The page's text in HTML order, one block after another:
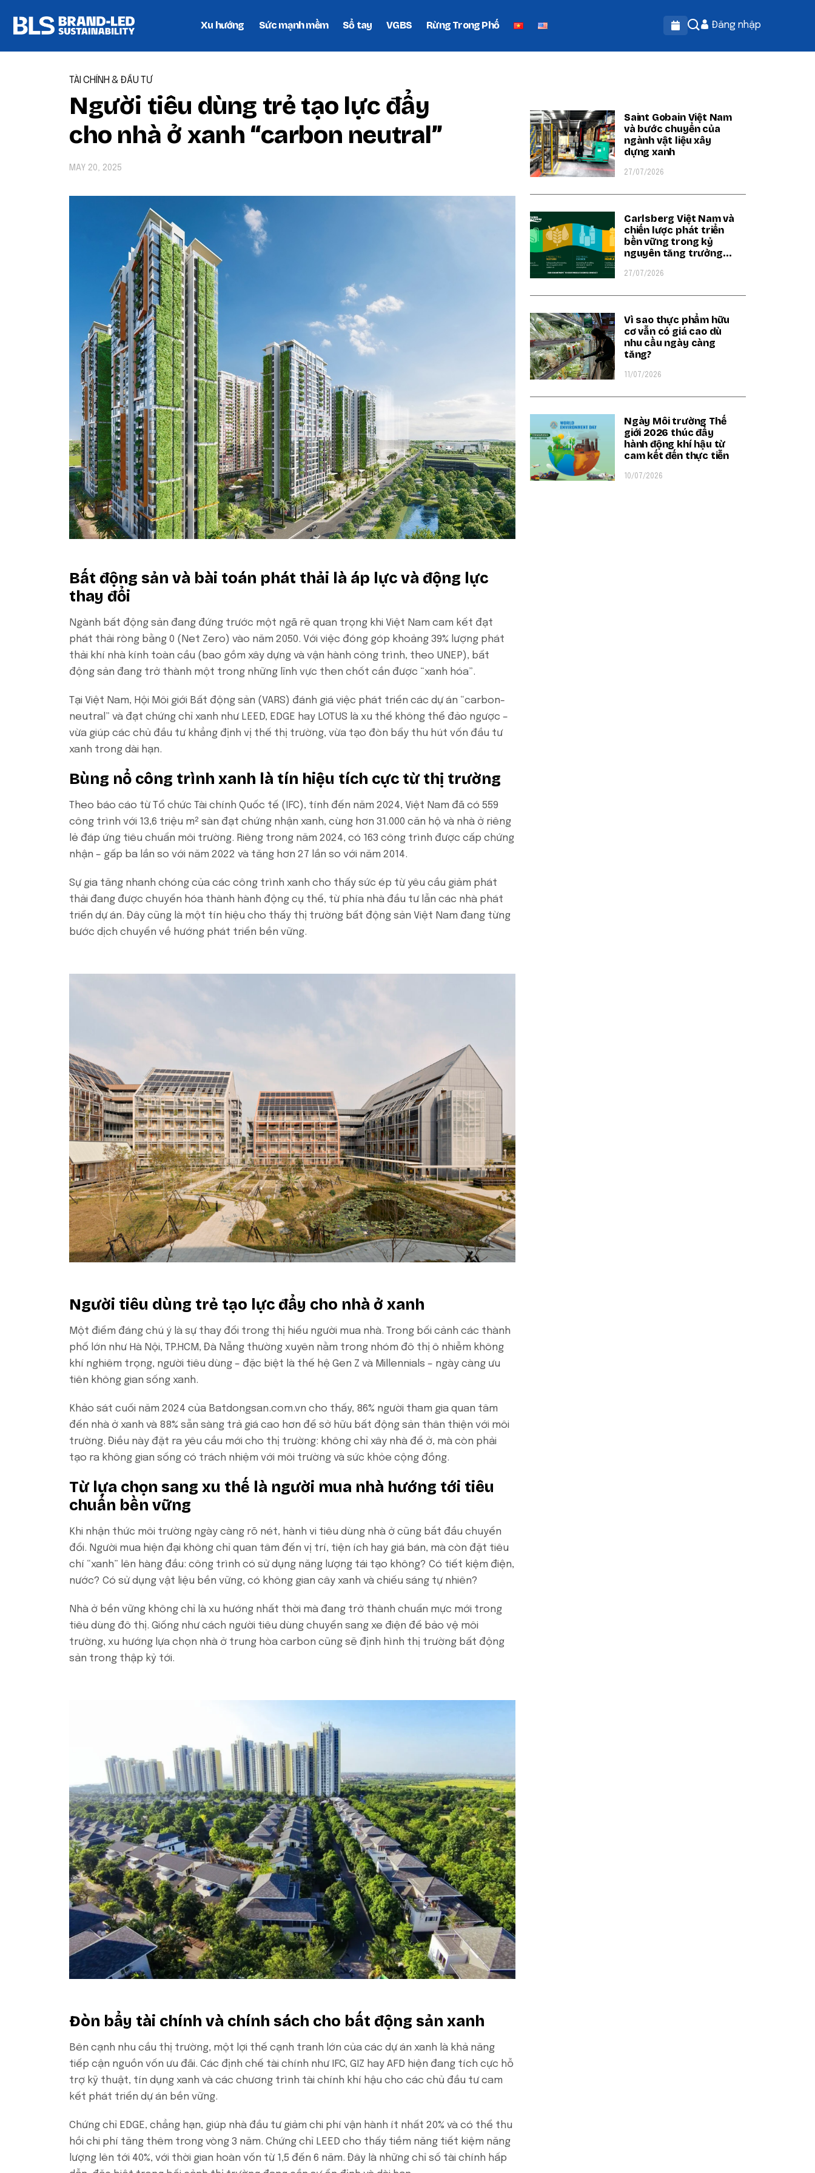
Xu hướng Sức mạnh mềm Sổ tay VGBS Rừng Trong Phố Đăng nhập
TÀI CHÍNH & ĐẦU TƯ
Người tiêu dùng trẻ tạo lực đẩy
cho nhà ở xanh “carbon neutral”
MAY 20, 2025
Bất động sản và bài toán phát thải là áp lực và động lực
thay đổi
Ngành bất động sản đang đứng trước một ngã rẽ quan trọng khi Việt Nam cam kết đạt
phát thải ròng bằng 0 (Net Zero) vào năm 2050. Với việc đóng góp khoảng 39% lượng phát
thải khí nhà kính toàn cầu (bao gồm xây dựng và vận hành công trình, theo UNEP), bất
động sản đang trở thành một trong những lĩnh vực then chốt cần được “xanh hóa”.
Tại Việt Nam, Hội Môi giới Bất động sản (VARS) đánh giá việc phát triển các dự án “carbon-
neutral” và đạt chứng chỉ xanh như LEED, EDGE hay LOTUS là xu thế không thể đảo ngược –
vừa giúp các chủ đầu tư khẳng định vị thế thị trường, vừa tạo đòn bẩy thu hút vốn đầu tư
xanh trong dài hạn.
Bùng nổ công trình xanh là tín hiệu tích cực từ thị trường
Theo báo cáo từ Tổ chức Tài chính Quốc tế (IFC), tính đến năm 2024, Việt Nam đã có 559
công trình với 13,6 triệu m² sàn đạt chứng nhận xanh, cùng hơn 31.000 căn hộ và nhà ở riêng
lẻ đáp ứng tiêu chuẩn môi trường. Riêng trong năm 2024, có 163 công trình được cấp chứng
nhận – gấp ba lần so với năm 2022 và tăng hơn 27 lần so với năm 2014.
Sự gia tăng nhanh chóng của các công trình xanh cho thấy sức ép từ yêu cầu giảm phát
thải đang được chuyển hóa thành hành động cụ thể, từ phía nhà đầu tư lẫn các nhà phát
triển dự án. Đây cũng là một tín hiệu cho thấy thị trường bất động sản Việt Nam đang từng
bước dịch chuyển về hướng phát triển bền vững.
Người tiêu dùng trẻ tạo lực đẩy cho nhà ở xanh
Một điểm đáng chú ý là sự thay đổi trong thị hiếu người mua nhà. Trong bối cảnh các thành
phố lớn như Hà Nội, TP.HCM, Đà Nẵng thường xuyên nằm trong nhóm đô thị ô nhiễm không
khí nghiêm trọng, người tiêu dùng – đặc biệt là thế hệ Gen Z và Millennials – ngày càng ưu
tiên không gian sống xanh.
Khảo sát cuối năm 2024 của Batdongsan.com.vn cho thấy, 86% người tham gia quan tâm
đến nhà ở xanh và 88% sẵn sàng trả giá cao hơn để sở hữu bất động sản thân thiện với môi
trường. Điều này đặt ra yêu cầu mới cho thị trường: không chỉ xây nhà để ở, mà còn phải
tạo ra không gian sống có trách nhiệm với môi trường và sức khỏe cộng đồng.
Từ lựa chọn sang xu thế là người mua nhà hướng tới tiêu
chuẩn bền vững
Khi nhận thức môi trường ngày càng rõ nét, hành vi tiêu dùng nhà ở cũng bắt đầu chuyển
đổi. Người mua hiện đại không chỉ quan tâm đến vị trí, tiện ích hay giá bán, mà còn đặt tiêu
chí “xanh” lên hàng đầu: công trình có sử dụng năng lượng tái tạo không? Có tiết kiệm điện,
nước? Có sử dụng vật liệu bền vững, có không gian cây xanh và chiếu sáng tự nhiên?
Nhà ở bền vững không chỉ là xu hướng nhất thời mà đang trở thành chuẩn mực mới trong
tiêu dùng đô thị. Giống như cách người tiêu dùng chuyển sang xe điện để bảo vệ môi
trường, xu hướng lựa chọn nhà ở trung hòa carbon cũng sẽ định hình thị trường bất động
sản trong thập kỷ tới.
Đòn bẩy tài chính và chính sách cho bất động sản xanh
Bên cạnh nhu cầu thị trường, một lợi thế cạnh tranh lớn của các dự án xanh là khả năng
tiếp cận nguồn vốn ưu đãi. Các định chế tài chính như IFC, GIZ hay AFD hiện đang tích cực hỗ
trợ kỹ thuật, tín dụng xanh và các chương trình tài chính khí hậu cho các chủ đầu tư cam
kết phát triển dự án bền vững.
Chứng chỉ EDGE, chẳng hạn, giúp nhà đầu tư giảm chi phí vận hành ít nhất 20% và có thể thu
hồi chi phí tăng thêm trong vòng 3 năm. Chứng chỉ LEED cho thấy tiềm năng tiết kiệm năng
lượng lên tới 40%, với thời gian hoàn vốn từ 1,5 đến 6 năm. Đây là những chỉ số tài chính hấp
Saint Gobain Việt Nam
và bước chuyển của
ngành vật liệu xây
dựng xanh
27/07/2026
Carlsberg Việt Nam và
chiến lược phát triển
bền vững trong kỷ
nguyên tăng trưởng
27/07/2026
Vì sao thực phẩm hữu
cơ vẫn có giá cao dù
nhu cầu ngày càng
tăng?
11/07/2026
Ngày Môi trường Thế
giới 2026 thúc đẩy
hành động khí hậu từ
cam kết đến thực tiễn
10/07/2026